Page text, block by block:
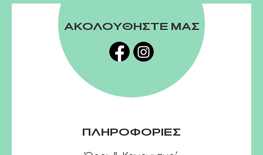
ΑΚΟΛΟΥΘΗΣΤΕ ΜΑΣ
ΠΛΗΡΟΦΟΡΙΕΣ